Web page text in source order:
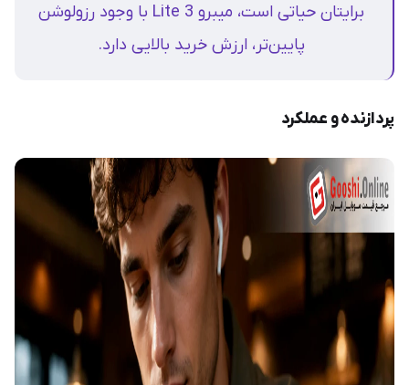
برایتان حیاتی است، میبرو Lite 3 با وجود رزولوشن
پایین‌تر، ارزش خرید بالایی دارد.
پردازنده و عملکرد